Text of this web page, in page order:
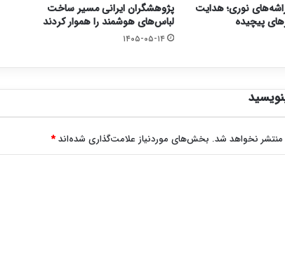
نوری؛ هدایت
پیچیده
پژوهشگران ایرانی مسیر ساخت
لباس‌های هوشمند را هموار کردند
۱۴۰۵-۰۵-۱۴
منتشر نخواهد شد. بخش‌های موردنیاز علامت‌گذاری شده‌اند*